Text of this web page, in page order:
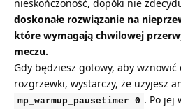
nieskończoność, dopóki nie
doskonałe rozwiązanie na
które wymagają chwilowej
meczu.
Gdy będziesz gotowy, aby
rozgrzewki, wystarczy, że użyjesz
mp_warmup_pausetimer 0 . Po jej